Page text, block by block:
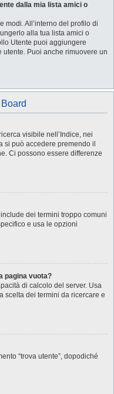
dalla mia lista amici o
modi. All’interno del profilo di
alla tua lista amici o
Utente puoi aggiungere
Puoi anche rimuovere un
visibile nell’Indice, nei
si può accedere premendo il
Ci possono essere differenze
dei termini troppo comuni
e usa le opzioni
pagina vuota?
di calcolo del server. Usa
scelta dei termini da ricercare e
“trova utente”, dopodiché